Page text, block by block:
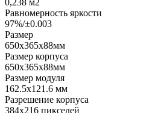
Равномерность яркости
97%/±0.003
Размер
650х365х88мм
Размер корпуса
650х365х88мм
Размер модуля
162.5x121.6 мм
Разрешение корпуса
384х216 пикселей